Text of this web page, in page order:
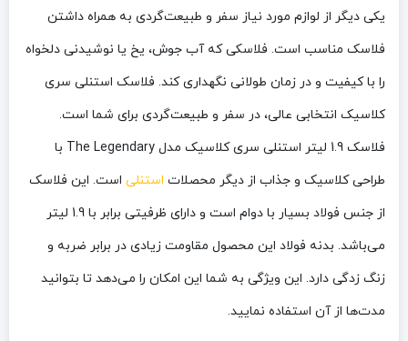
یکی دیگر از لوازم مورد نیاز سفر و طبیعت‌گردی به همراه داشتن
فلاسک مناسب است. فلاسکی که آب جوش، یخ یا نوشیدنی دلخواه
را با کیفیت و در زمان طولانی نگهداری کند. فلاسک استنلی سری
کلاسیک انتخابی عالی، در سفر و طبیعت‌گردی برای شما است.
فلاسک 1.9 لیتر استنلی سری کلاسیک مدل The Legendary با
طراحی کلاسیک و جذاب از دیگر محصلات استنلی است. این فلاسک
از جنس فولاد بسیار با دوام است و دارای ظرفیتی برابر با 1.9 لیتر
می‌باشد. بدنه فولاد این محصول مقاومت زیادی در برابر ضربه و
زنگ زدگی دارد. این ویژگی به شما این امکان را می‌دهد تا بتوانید
مدت‌ها از آن استفاده نمایید.